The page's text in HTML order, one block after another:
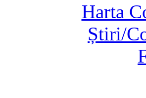
Harta
Știri/